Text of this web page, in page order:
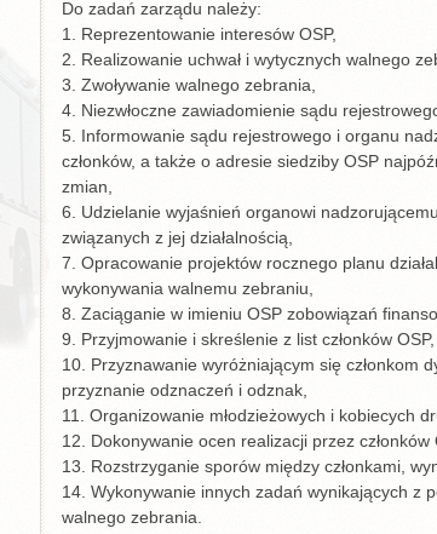
Do zadań zarządu należy:
1. Reprezentowanie interesów OSP,
2. Realizowanie uchwał i wytycznych walnego
3. Zwoływanie walnego zebrania,
4. Niezwłoczne zawiadomienie sądu
5. Informowanie sądu rejestrowego i organu
członków, a także o adresie siedziby OSP
zmian,
6. Udzielanie wyjaśnień organowi
związanych z jej działalnością,
7. Opracowanie projektów rocznego planu
wykonywania walnemu zebraniu,
8. Zaciąganie w imieniu OSP zobowiązań
9. Przyjmowanie i skreślenie z list członków OSP,
10. Przyznawanie wyróżniającym się członkom
przyznanie odznaczeń i odznak,
11. Organizowanie młodzieżowych i kobiecych
12. Dokonywanie ocen realizacji przez członków
13. Rozstrzyganie sporów między członkami,
14. Wykonywanie innych zadań wynikających z
walnego zebrania.